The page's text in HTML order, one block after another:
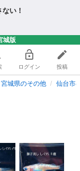
い！
城版
ログイン 投稿
宮城県のその他 仙台市